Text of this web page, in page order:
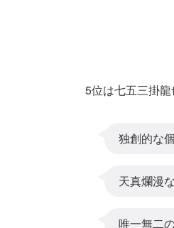
5位は七五三掛龍
独創的な
天真爛漫
唯一無二